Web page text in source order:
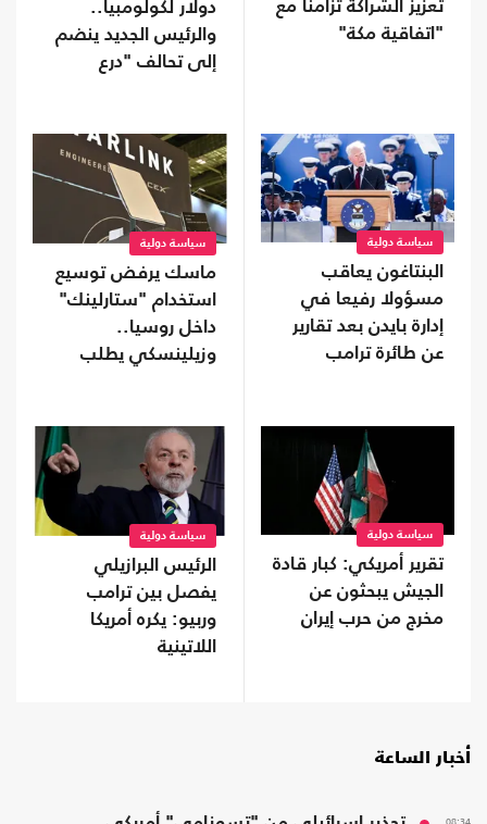
تعزيز الشراكة تزامنا مع
"اتفاقية مكة"
دولار لكولومبيا..
والرئيس الجديد ينضم
إلى تحالف "درع
سياسة دولية
البنتاغون يعاقب
مسؤولا رفيعا في
إدارة بايدن بعد تقارير
عن طائرة ترامب
سياسة دولية
ماسك يرفض توسيع
استخدام "ستارلينك"
داخل روسيا..
وزيلينسكي يطلب
سياسة دولية
تقرير أمريكي: كبار قادة
الجيش يبحثون عن
مخرج من حرب إيران
سياسة دولية
الرئيس البرازيلي
يفصل بين ترامب
وربيو: يكره أمريكا
اللاتينية
أخبار الساعة